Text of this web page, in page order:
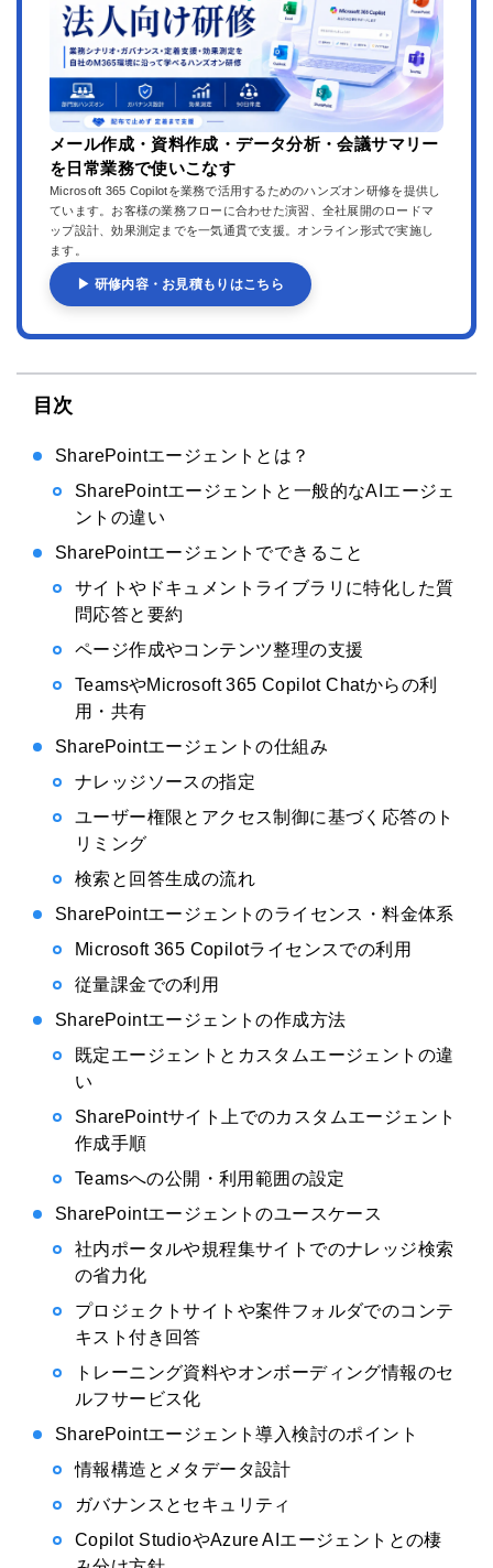
メール作成・資料作成・データ分析・会議サマリー
を日常業務で使いこなす
Microsoft 365 Copilotを業務で活用するためのハンズオン研修を提供し
ています。お客様の業務フローに合わせた演習、全社展開のロードマ
ップ設計、効果測定までを一気通貫で支援。オンライン形式で実施し
ます。
▶ 研修内容・お見積もりはこちら
目次
SharePointエージェントとは？
SharePointエージェントと一般的なAIエージェ
ントの違い
SharePointエージェントでできること
サイトやドキュメントライブラリに特化した質
問応答と要約
ページ作成やコンテンツ整理の支援
TeamsやMicrosoft 365 Copilot Chatからの利
用・共有
SharePointエージェントの仕組み
ナレッジソースの指定
ユーザー権限とアクセス制御に基づく応答のト
リミング
検索と回答生成の流れ
SharePointエージェントのライセンス・料金体系
Microsoft 365 Copilotライセンスでの利用
従量課金での利用
SharePointエージェントの作成方法
既定エージェントとカスタムエージェントの違
い
SharePointサイト上でのカスタムエージェント
作成手順
Teamsへの公開・利用範囲の設定
SharePointエージェントのユースケース
社内ポータルや規程集サイトでのナレッジ検索
の省力化
プロジェクトサイトや案件フォルダでのコンテ
キスト付き回答
トレーニング資料やオンボーディング情報のセ
ルフサービス化
SharePointエージェント導入検討のポイント
情報構造とメタデータ設計
ガバナンスとセキュリティ
Copilot StudioやAzure AIエージェントとの棲